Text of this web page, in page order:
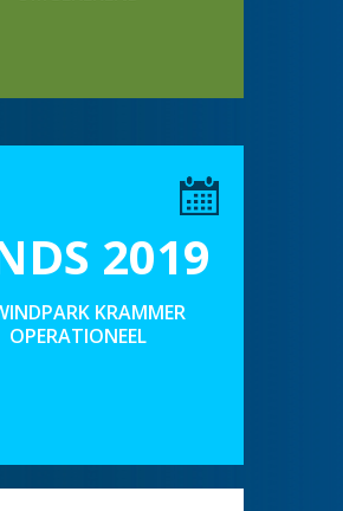
2019
KRAMMER
OPERATIONEEL